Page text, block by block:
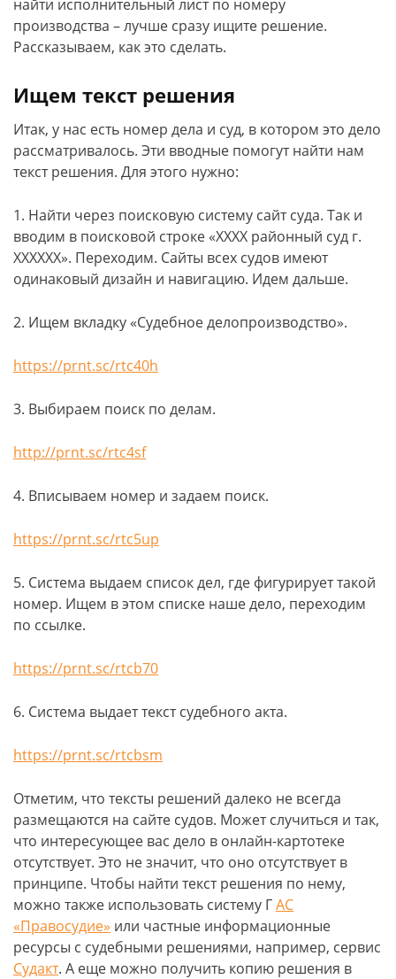
найти исполнительный лист по номеру
производства – лучше сразу ищите решение.
Рассказываем, как это сделать.
Ищем текст решения
Итак, у нас есть номер дела и суд, в котором это дело
рассматривалось. Эти вводные помогут найти нам
текст решения. Для этого нужно:
1. Найти через поисковую систему сайт суда. Так и
вводим в поисковой строке «ХХХХ районный суд г.
ХХХХХХ». Переходим. Сайты всех судов имеют
одинаковый дизайн и навигацию. Идем дальше.
2. Ищем вкладку «Судебное делопроизводство».
https://prnt.sc/rtc40h
3. Выбираем поиск по делам.
http://prnt.sc/rtc4sf
4. Вписываем номер и задаем поиск.
https://prnt.sc/rtc5up
5. Система выдаем список дел, где фигурирует такой
номер. Ищем в этом списке наше дело, переходим
по ссылке.
https://prnt.sc/rtcb70
6. Система выдает текст судебного акта.
https://prnt.sc/rtcbsm
Отметим, что тексты решений далеко не всегда
размещаются на сайте судов. Может случиться и так,
что интересующее вас дело в онлайн-картотеке
отсутствует. Это не значит, что оно отсутствует в
принципе. Чтобы найти текст решения по нему,
можно также использовать систему ГАС
«Правосудие» или частные информационные
ресурсы с судебными решениями, например, сервис
Судакт. А еще можно получить копию решения в